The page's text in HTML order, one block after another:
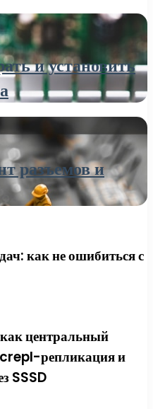
и установить
разъемов и
как не ошибиться с
центральный
репликация и
SSSD